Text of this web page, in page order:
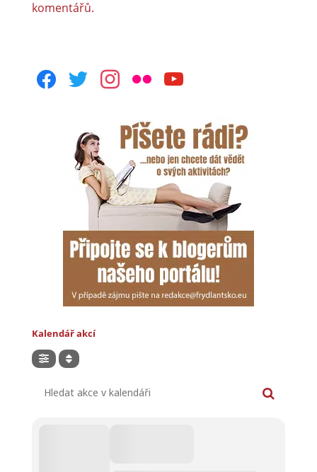
komentářů.
facebooktwitterinstagram
flickr youtube
Kalendář akcí